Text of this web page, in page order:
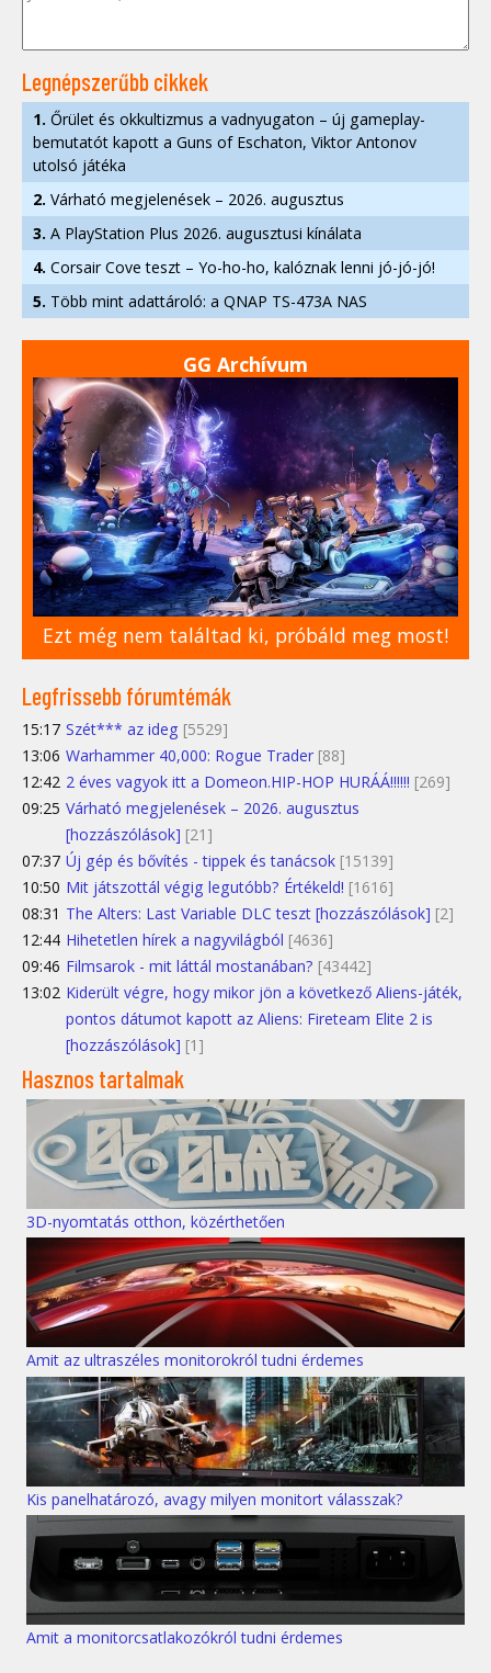
Legnépszerűbb cikkek
1. Őrület és okkultizmus a vadnyugaton – új gameplay-
bemutatót kapott a Guns of Eschaton, Viktor Antonov
utolsó játéka
2. Várható megjelenések – 2026. augusztus
3. A PlayStation Plus 2026. augusztusi kínálata
4. Corsair Cove teszt – Yo-ho-ho, kalóznak lenni jó-jó-jó!
5. Több mint adattároló: a QNAP TS-473A NAS
GG Archívum
Ezt még nem találtad ki, próbáld meg most!
Legfrissebb fórumtémák
15:17 Szét*** az ideg [5529]
13:06 Warhammer 40,000: Rogue Trader [88]
12:42 2 éves vagyok itt a Domeon.HIP-HOP HURÁÁ!!!!!! [269]
09:25 Várható megjelenések – 2026. augusztus
[hozzászólások] [21]
07:37 Új gép és bővítés - tippek és tanácsok [15139]
10:50 Mit játszottál végig legutóbb? Értékeld! [1616]
08:31 The Alters: Last Variable DLC teszt [hozzászólások] [2]
12:44 Hihetetlen hírek a nagyvilágból [4636]
09:46 Filmsarok - mit láttál mostanában? [43442]
13:02 Kiderült végre, hogy mikor jön a következő Aliens-játék,
pontos dátumot kapott az Aliens: Fireteam Elite 2 is
[hozzászólások] [1]
Hasznos tartalmak
3D-nyomtatás otthon, közérthetően
Amit az ultraszéles monitorokról tudni érdemes
Kis panelhatározó, avagy milyen monitort válasszak?
Amit a monitorcsatlakozókról tudni érdemes